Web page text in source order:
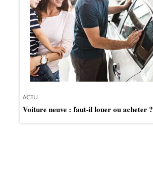
ACTU
Voiture neuve : faut-il louer ou acheter ?